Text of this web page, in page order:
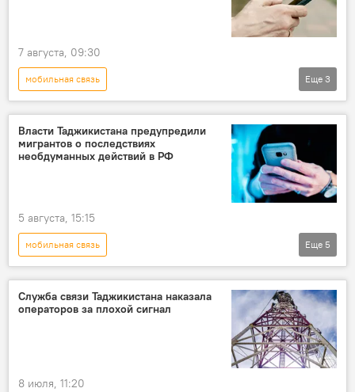
7 августа, 09:30
мобильная связь
Новости мигрантов из Центральной Азии в России
Миграция
Россия
Еще 3
Власти Таджикистана предупредили
мигрантов о последствиях
необдуманных действий в РФ
5 августа, 15:15
мобильная связь
Новости мигрантов из Центральной Азии в России
Миграция
Таджикистан
Минтруд Таджикистана
Еще 5
Служба связи Таджикистана наказала
операторов за плохой сигнал
8 июля, 11:20